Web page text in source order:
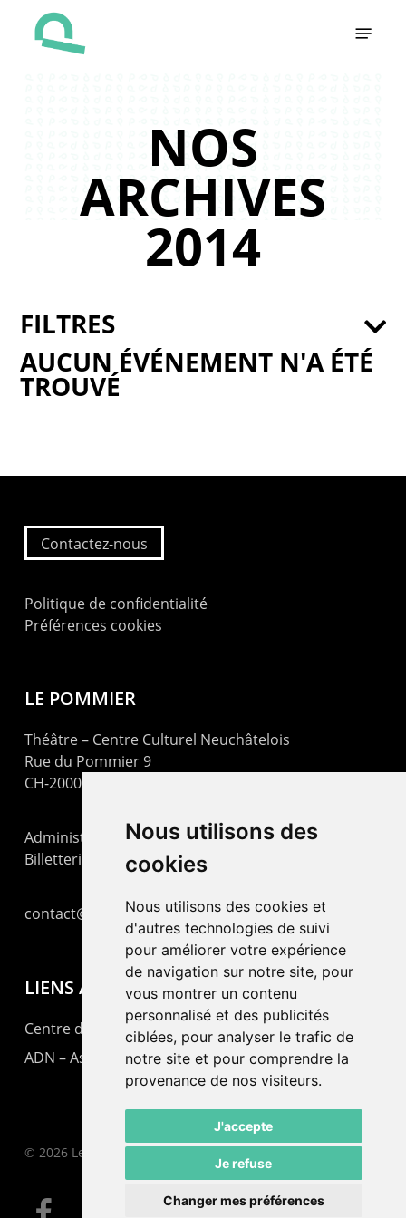
Nous utilisons des
cookies
Nous utilisons des cookies et
d'autres technologies de suivi
pour améliorer votre expérience
de navigation sur notre site, pour
vous montrer un contenu
personnalisé et des publicités
ciblées, pour analyser le trafic de
notre site et pour comprendre la
provenance de nos visiteurs.
J'accepte
Je refuse
Changer mes préférences
NOS
ARCHIVES
2014
AUCUN ÉVÉNEMENT N'A ÉTÉ
TROUVÉ
FILTRES
Contactez-nous
Politique de confidentialité
Préférences cookies
LE POMMIER
Théâtre – Centre Culturel Neuchâtelois
Rue du Pommier 9
CH-2000 Neuchâtel
Administration : +41 32 725 03 03
Billetterie : +41 32 725 05 05
contact@lepommier.ch
LIENS AMIS
Centre de culture ABC
ADN – Association Danse Neuchâtel
© 2026 Le Pommier.
facebook email